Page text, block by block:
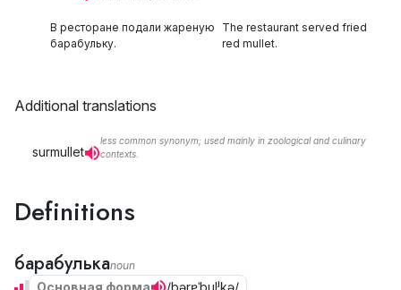
В ресторане подали жареную
барабульку.
The restaurant served fried
red mullet.
Additional translations
surmullet
less common synonym; used mainly in zoological and culinary
contexts.
Definitions
барабулькаnoun
Основная форма /bərɐˈbulʲkə/